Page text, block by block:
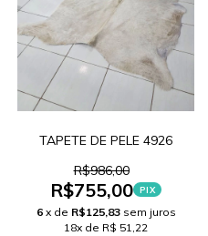
TAPETE DE PELE 4926
R$986,00
R$755,00 PIX
6 x de R$125,83 sem juros
18x de R$ 51,22